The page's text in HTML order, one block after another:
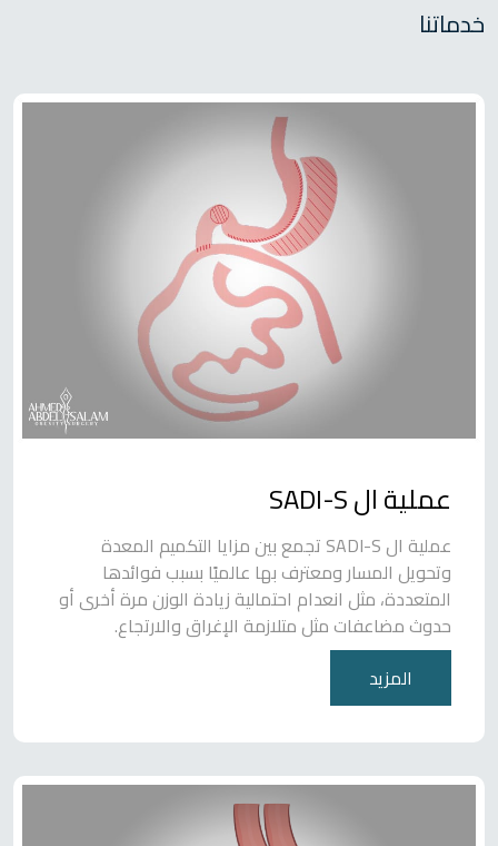
خدماتنا
عملية ال SADI-S
عملية ال SADI-S تجمع بين مزايا التكميم المعدة
وتحويل المسار ومعترف بها عالميًا بسبب فوائدها
المتعددة، مثل انعدام احتمالية زيادة الوزن مرة أخرى أو
حدوث مضاعفات مثل متلازمة الإغراق والارتجاع.
المزيد